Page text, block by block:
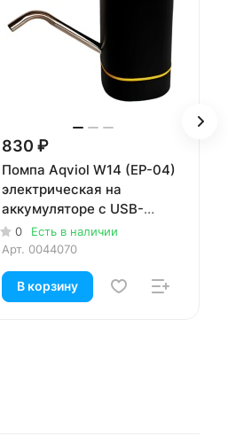
830 ₽
Помпа Aqviol W14 (EP-04)
электрическая на
аккумуляторе с USB-
адаптером для 19л
бутылей, черная
0
Есть в наличии
Арт. 0044070
В корзину